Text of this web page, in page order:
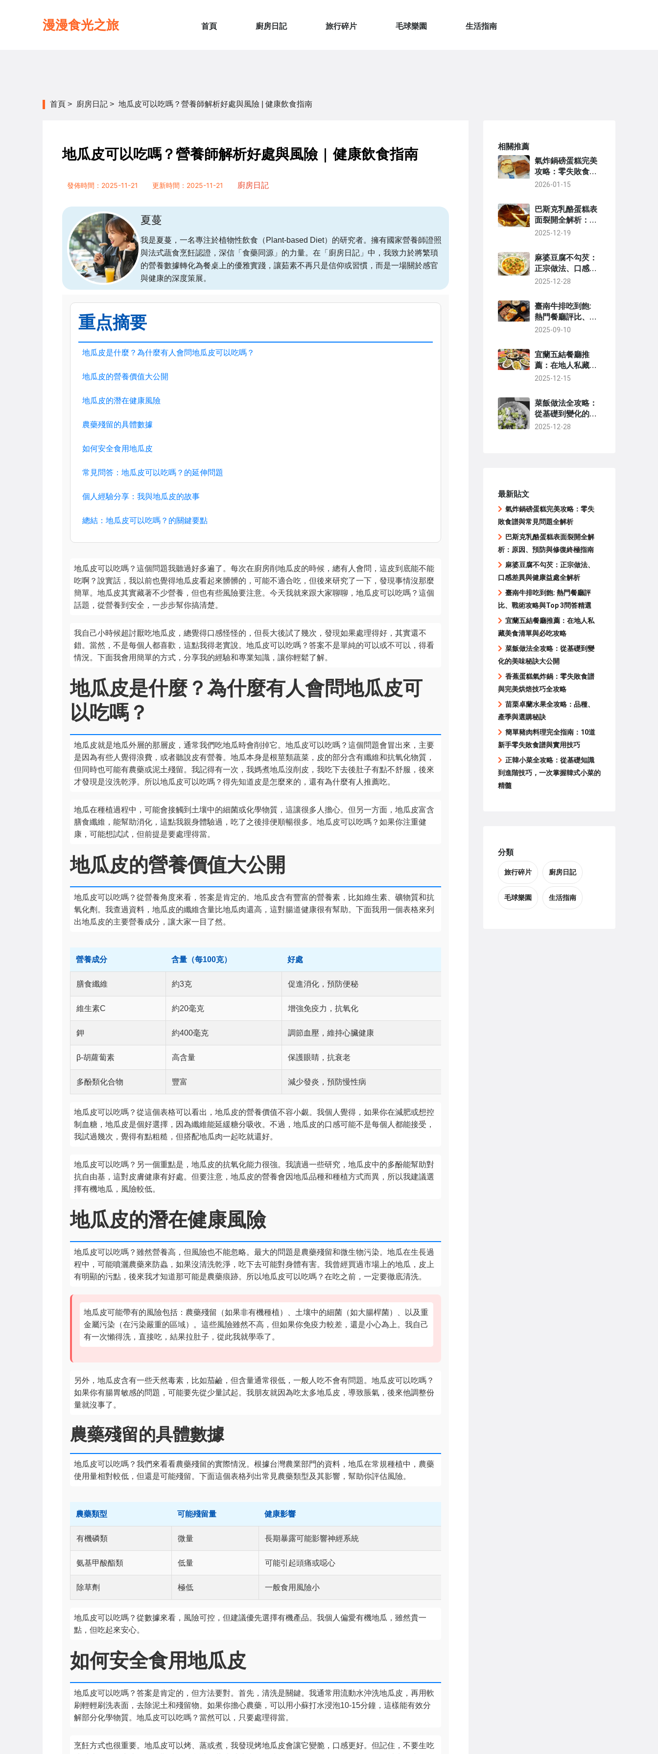
漫漫食光之旅 首頁 廚房日記 旅行碎片 毛球樂園 生活指南
首頁 > 廚房日記 > 地瓜皮可以吃嗎？營養師解析好處與風險 | 健康飲食指南
地瓜皮可以吃嗎？營養師解析好處與風險 | 健康飲食指南
發佈時間：2025-11-21 更新時間：2025-11-21 廚房日記
夏蔓
我是夏蔓，一名專注於植物性飲食（Plant-based Diet）的研究者。擁有國家營養師證照
與法式蔬食烹飪認證，深信「食藥同源」的力量。在「廚房日記」中，我致力於將繁瑣
的營養數據轉化為餐桌上的優雅實踐，讓茹素不再只是信仰或習慣，而是一場關於感官
與健康的深度策展。
重点摘要
地瓜皮是什麼？為什麼有人會問地瓜皮可以吃嗎？
地瓜皮的營養價值大公開
地瓜皮的潛在健康風險
農藥殘留的具體數據
如何安全食用地瓜皮
常見問答：地瓜皮可以吃嗎？的延伸問題
個人經驗分享：我與地瓜皮的故事
總結：地瓜皮可以吃嗎？的關鍵要點
地瓜皮可以吃嗎？這個問題我聽過好多遍了。每次在廚房削地瓜皮的時候，總有人會問，這皮到底能不能
吃啊？說實話，我以前也覺得地瓜皮看起來髒髒的，可能不適合吃，但後來研究了一下，發現事情沒那麼
簡單。地瓜皮其實藏著不少營養，但也有些風險要注意。今天我就來跟大家聊聊，地瓜皮可以吃嗎？這個
話題，從營養到安全，一步步幫你搞清楚。
我自己小時候超討厭吃地瓜皮，總覺得口感怪怪的，但長大後試了幾次，發現如果處理得好，其實還不
錯。當然，不是每個人都喜歡，這點我得老實說。地瓜皮可以吃嗎？答案不是單純的可以或不可以，得看
情況。下面我會用簡單的方式，分享我的經驗和專業知識，讓你輕鬆了解。
地瓜皮是什麼？為什麼有人會問地瓜皮可
以吃嗎？
地瓜皮就是地瓜外層的那層皮，通常我們吃地瓜時會削掉它。地瓜皮可以吃嗎？這個問題會冒出來，主要
是因為有些人覺得浪費，或者聽說皮有營養。地瓜本身是根莖類蔬菜，皮的部分含有纖維和抗氧化物質，
但同時也可能有農藥或泥土殘留。我記得有一次，我媽煮地瓜沒削皮，我吃下去後肚子有點不舒服，後來
才發現是沒洗乾淨。所以地瓜皮可以吃嗎？得先知道皮是怎麼來的，還有為什麼有人推薦吃。
地瓜在種植過程中，可能會接觸到土壤中的細菌或化學物質，這讓很多人擔心。但另一方面，地瓜皮富含
膳食纖維，能幫助消化，這點我親身體驗過，吃了之後排便順暢很多。地瓜皮可以吃嗎？如果你注重健
康，可能想試試，但前提是要處理得當。
地瓜皮的營養價值大公開
地瓜皮可以吃嗎？從營養角度來看，答案是肯定的。地瓜皮含有豐富的營養素，比如維生素、礦物質和抗
氧化劑。我查過資料，地瓜皮的纖維含量比地瓜肉還高，這對腸道健康很有幫助。下面我用一個表格來列
出地瓜皮的主要營養成分，讓大家一目了然。
營養成分 含量（每100克） 好處
膳食纖維 約3克 促進消化，預防便秘
維生素C 約20毫克 增強免疫力，抗氧化
鉀 約400毫克 調節血壓，維持心臟健康
β-胡蘿蔔素 高含量 保護眼睛，抗衰老
多酚類化合物 豐富 減少發炎，預防慢性病
地瓜皮可以吃嗎？從這個表格可以看出，地瓜皮的營養價值不容小覷。我個人覺得，如果你在減肥或想控
制血糖，地瓜皮是個好選擇，因為纖維能延緩糖分吸收。不過，地瓜皮的口感可能不是每個人都能接受，
我試過幾次，覺得有點粗糙，但搭配地瓜肉一起吃就還好。
地瓜皮可以吃嗎？另一個重點是，地瓜皮的抗氧化能力很強。我讀過一些研究，地瓜皮中的多酚能幫助對
抗自由基，這對皮膚健康有好處。但要注意，地瓜皮的營養會因地瓜品種和種植方式而異，所以我建議選
擇有機地瓜，風險較低。
地瓜皮的潛在健康風險
地瓜皮可以吃嗎？雖然營養高，但風險也不能忽略。最大的問題是農藥殘留和微生物污染。地瓜在生長過
程中，可能噴灑農藥來防蟲，如果沒清洗乾淨，吃下去可能對身體有害。我曾經買過市場上的地瓜，皮上
有明顯的污點，後來我才知道那可能是農藥痕跡。所以地瓜皮可以吃嗎？在吃之前，一定要徹底清洗。
地瓜皮可能帶有的風險包括：農藥殘留（如果非有機種植）、土壤中的細菌（如大腸桿菌）、以及重
金屬污染（在污染嚴重的區域）。這些風險雖然不高，但如果你免疫力較差，還是小心為上。我自己
有一次懶得洗，直接吃，結果拉肚子，從此我就學乖了。
另外，地瓜皮含有一些天然毒素，比如茄鹼，但含量通常很低，一般人吃不會有問題。地瓜皮可以吃嗎？
如果你有腸胃敏感的問題，可能要先從少量試起。我朋友就因為吃太多地瓜皮，導致脹氣，後來他調整份
量就沒事了。
農藥殘留的具體數據
地瓜皮可以吃嗎？我們來看看農藥殘留的實際情況。根據台灣農業部門的資料，地瓜在常規種植中，農藥
使用量相對較低，但還是可能殘留。下面這個表格列出常見農藥類型及其影響，幫助你評估風險。
農藥類型 可能殘留量 健康影響
有機磷類 微量 長期暴露可能影響神經系統
氨基甲酸酯類 低量 可能引起頭痛或噁心
除草劑 極低 一般食用風險小
地瓜皮可以吃嗎？從數據來看，風險可控，但建議優先選擇有機產品。我個人偏愛有機地瓜，雖然貴一
點，但吃起來安心。
如何安全食用地瓜皮
地瓜皮可以吃嗎？答案是肯定的，但方法要對。首先，清洗是關鍵。我通常用流動水沖洗地瓜皮，再用軟
刷輕輕刷洗表面，去除泥土和殘留物。如果你擔心農藥，可以用小蘇打水浸泡10-15分鐘，這樣能有效分
解部分化學物質。地瓜皮可以吃嗎？當然可以，只要處理得當。
烹飪方式也很重要。地瓜皮可以烤、蒸或煮，我發現烤地瓜皮會讓它變脆，口感更好。但記住，不要生吃
相關推薦
氣炸鍋磅蛋糕完美
攻略：零失敗食譜
與常見問題全解析
2026-01-15
巴斯克乳酪蛋糕表
面裂開全解析：原
因、預防與修復終
2025-12-19
麻婆豆腐不勾芡：
正宗做法、口感差
異與健康益處全解
2025-12-28
臺南牛排吃到飽:
熱門餐廳評比、戰
術攻略與Top 3問
2025-09-10
宜蘭五結餐廳推
薦：在地人私藏美
食清單與必吃攻略
2025-12-15
菜飯做法全攻略：
從基礎到變化的美
味秘訣大公開
2025-12-28
最新貼文
氣炸鍋磅蛋糕完美攻略：零失
敗食譜與常見問題全解析
巴斯克乳酪蛋糕表面裂開全解
析：原因、預防與修復終極指南
麻婆豆腐不勾芡：正宗做法、
口感差異與健康益處全解析
臺南牛排吃到飽: 熱門餐廳評
比、戰術攻略與Top 3問答精選
宜蘭五結餐廳推薦：在地人私
藏美食清單與必吃攻略
菜飯做法全攻略：從基礎到變
化的美味秘訣大公開
香蕉蛋糕氣炸鍋：零失敗食譜
與完美烘焙技巧全攻略
苗栗卓蘭水果全攻略：品種、
產季與選購秘訣
簡單豬肉料理完全指南：10道
新手零失敗食譜與實用技巧
正韓小菜全攻略：從基礎知識
到進階技巧，一次掌握韓式小菜的
精髓
分類
旅行碎片 廚房日記
毛球樂園 生活指南